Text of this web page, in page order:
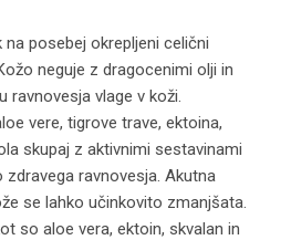
posebej okrepljeni celični
neguje z dragocenimi olji in
ravnovesja vlage v koži.
vere, tigrove trave, ektoina,
skupaj z aktivnimi sestavinami
ravnovesja. Akutna
se lahko učinkovito zmanjšata.
so aloe vera, ektoin, skvalan in